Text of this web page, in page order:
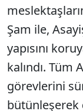
Şam ile,
yapısını
kalındı. Tüm
görevlerini
bütünleşerek